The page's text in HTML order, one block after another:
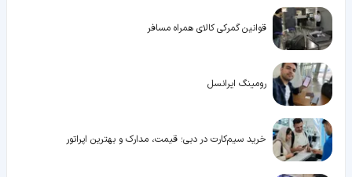
قوانین گمرکی کالای همراه مسافر
رومینگ ایرانسل
خرید سیم‌کارت در دبی؛ قیمت، مدارک و بهترین اپراتور